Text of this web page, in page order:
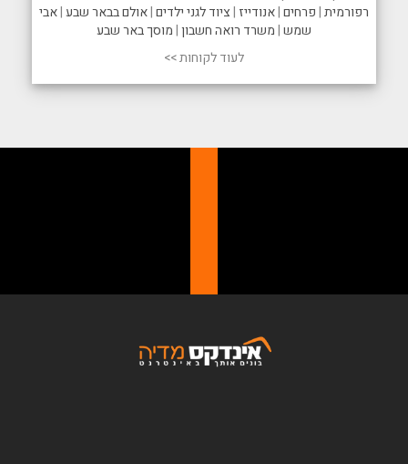
רפורמית|פרחים|אנודייז |ציוד לגני ילדים|אולם בבאר שבע|אבי
שמש|משרד רואה חשבון|מוסך באר שבע
לעוד לקוחות >>